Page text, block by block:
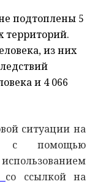
подтоплены 5
территорий.
из них
и 4 066
ситуации на
с помощью
со ссылкой на